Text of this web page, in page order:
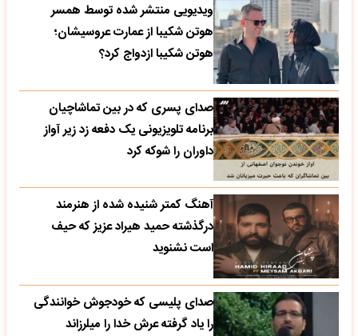
ویدیویی منتشر شده توسط همسر
هوتن شکیبا از عمارت عروسیشان؛
هوتن شکیبا ازدواج کرد؟
صدای پسری که در بین تماشاچیان
برنامه تلویزیونی یک دفعه زد زیر آواز
داوران را شوکه کرد
آهنگ کمتر شنیده شده از هنرمند
درگذشته حمید هیراد عزیز که حیف
است نشنوید
صدای پلیسی که خودجوش خوانندگی
را یاد گرفته عرش خدا را میلرزاند